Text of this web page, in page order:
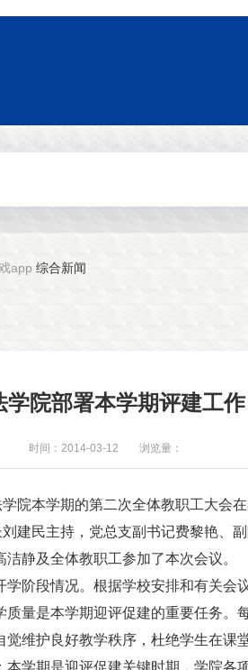
app 综合新闻
学院部署本学期评建工作
时间：2014-03-12 浏览量：
学院本学期的第二次全体教职工大会
建民主持，党总支副书记费黎艳、
静及全体教职工参加了本次会议。
学阶段情况。根据学校安排和有关会
质量是本学期迎评促建的重要任务。
觉维护良好教学秩序，杜绝学生在课
本学期是迎评促建关键时期，学院各